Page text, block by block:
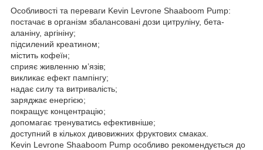
Особливості та переваги Kevin Levrone Shaaboom Pump:
постачає в організм збалансовані дози цитруліну, бета-
аланіну, аргініну;
підсилений креатином;
містить кофеїн;
сприяє живленню м’язів;
викликає ефект пампінгу;
надає силу та витривалість;
заряджає енергією;
покращує концентрацію;
допомагає тренуватись ефективніше;
доступний в кількох дивовижних фруктових смаках.
Kevin Levrone Shaaboom Pump особливо рекомендується до